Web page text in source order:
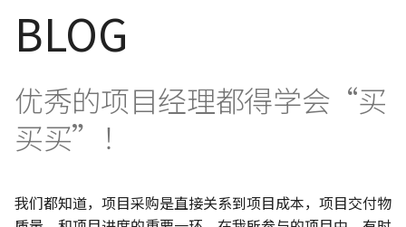
a
l
z
About
Skills
Contact me
0.Introduction
2.Orientation
3.Requirement
4.Opportunity
缺乏项目管理经验的痛。。
碰到类似问题，有哪些解决方
向？
下：
Python
Python3
读懂回归结果
BLOG
优秀的项目经理都得学会“买
买买”！
我们都知道，项目采购是直接关系到项目成本，项目交付物